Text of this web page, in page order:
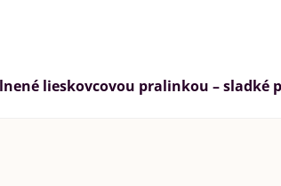
lieskovcovou pralinkou –